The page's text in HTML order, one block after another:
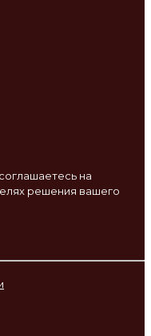
на
решения вашего